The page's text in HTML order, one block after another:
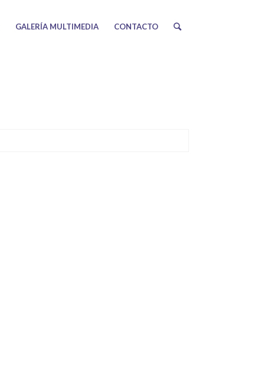
GALERÍA MULTIMEDIA CONTACTO